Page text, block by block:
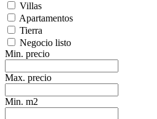
Villas
Apartamentos
Tierra
Negocio listo
Min. precio
Max. precio
Min. m2